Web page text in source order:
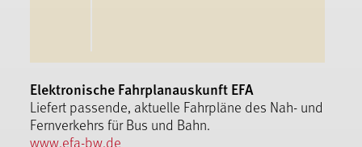
Elektronische Fahrplanauskunft EFA
Liefert passende, aktuelle Fahrpläne des Nah- und
Fernverkehrs für Bus und Bahn.
www.efa-bw.de